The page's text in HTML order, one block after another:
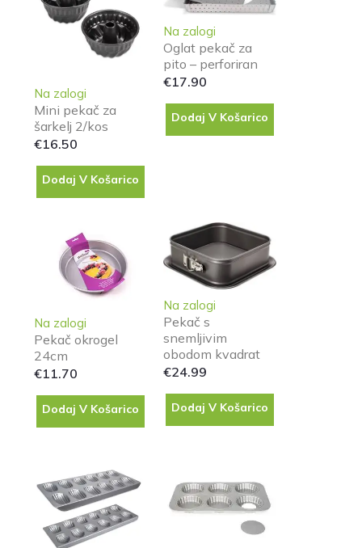
Na zalogi
Mini pekač za
šarkelj 2/kos
€16.50
Dodaj V Košarico
Na zalogi
Oglat pekač za
pito – perforiran
€17.90
Dodaj V Košarico
Na zalogi
Pekač okrogel
24cm
€11.70
Dodaj V Košarico
Na zalogi
Pekač s
snemljivim
obodom kvadrat
€24.99
Dodaj V Košarico